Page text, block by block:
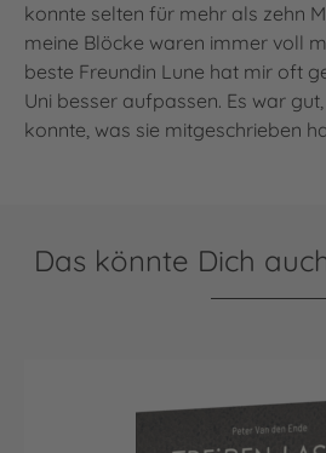
konnte selten für mehr als zehn
meine Blöcke waren immer voll
beste Freundin Lune hat mir oft
Uni besser aufpassen. Es war
konnte, was sie mitgeschrieben
Das könnte Dich